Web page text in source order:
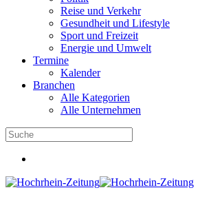
Reise und Verkehr
Gesundheit und Lifestyle
Sport und Freizeit
Energie und Umwelt
Termine
Kalender
Branchen
Alle Kategorien
Alle Unternehmen